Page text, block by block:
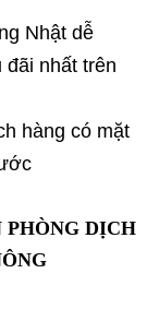
Nhật dễ
nhất trên
hàng có mặt
PHÒNG DỊCH